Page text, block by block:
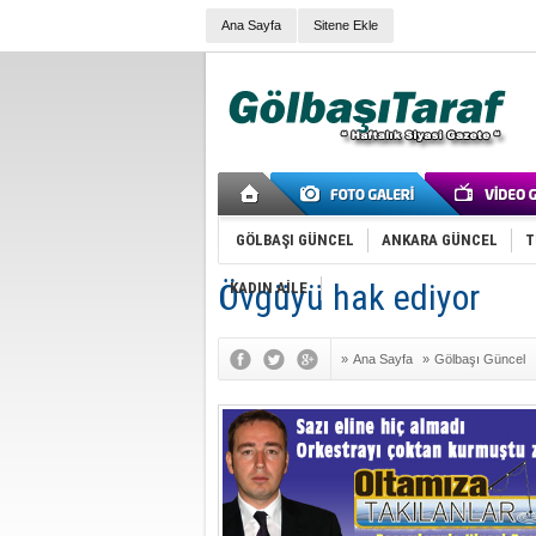
Ana Sayfa Sitene Ekle
GÖLBAŞI GÜNCEL ANKARA GÜNCEL
KADIN AİLE
Övgüyü hak ediyor
» Ana Sayfa » Gölbaşı Güncel